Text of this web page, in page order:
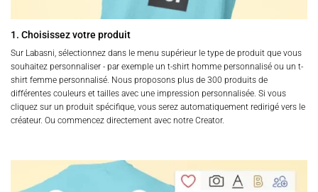
1. Choisissez votre produit
Sur Labasni, sélectionnez dans le menu supérieur le type de produit que vous
souhaitez personnaliser - par exemple un t-shirt homme personnalisé ou un t-
shirt femme personnalisé. Nous proposons plus de 300 produits de
différentes couleurs et tailles avec une impression personnalisée. Si vous
cliquez sur un produit spécifique, vous serez automatiquement redirigé vers le
créateur. Ou commencez directement avec notre Creator.